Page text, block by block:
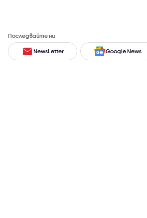
Последвайте ни
NewsLetter Google News